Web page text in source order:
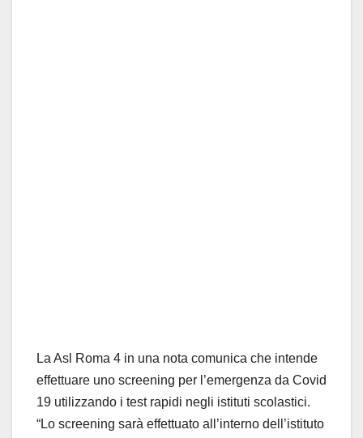
La Asl Roma 4 in una nota comunica che intende
effettuare uno screening per l’emergenza da Covid
19 utilizzando i test rapidi negli istituti scolastici.
“Lo screening sarà effettuato all’interno dell’istituto